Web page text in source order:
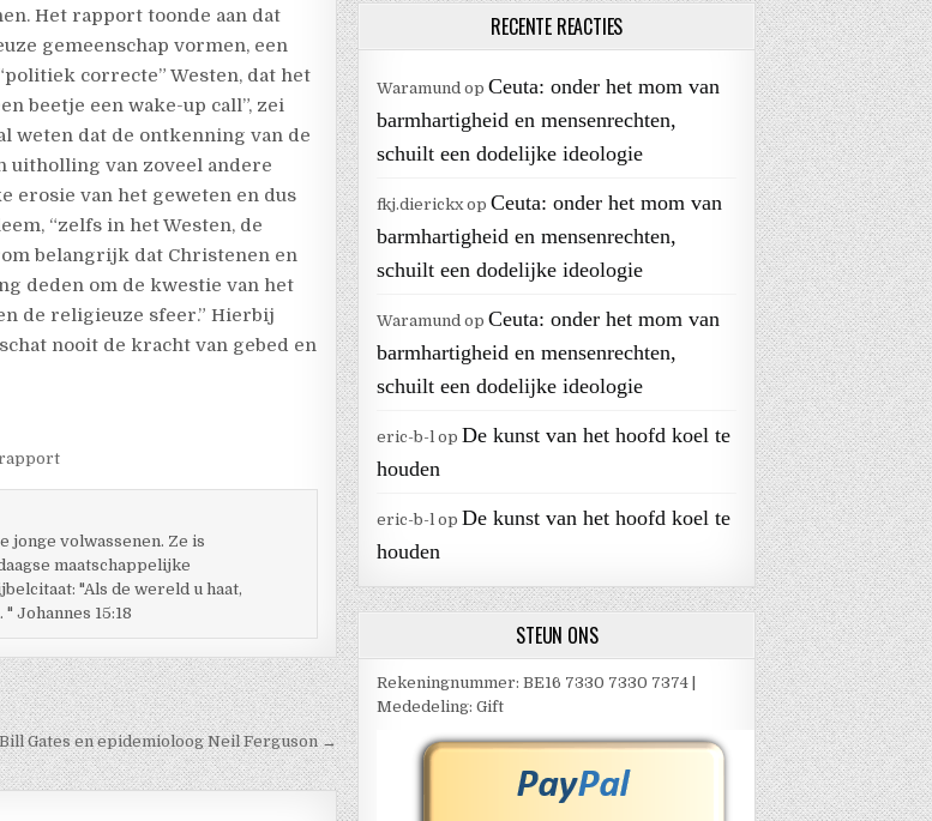
Het rapport toonde aan dat
gemeenschap vormen, een
correcte” Westen, dat het
beetje een wake-up call”, zei
weten dat de ontkenning van de
uitholling van zoveel andere
erosie van het geweten en dus
“zelfs in het Westen, de
belangrijk dat Christenen en
deden om de kwestie van het
de religieuze sfeer.” Hierbij
nooit de kracht van gebed en
jonge volwassenen. Ze is
maatschappelijke
"Als de wereld u haat,
Johannes 15:18
Gates en epidemioloog Neil Ferguson →
RECENTE REACTIES
Waramund opCeuta: onder het mom van
barmhartigheid en mensenrechten,
schuilt een dodelijke ideologie
fkj.dierickxopCeuta: onder het mom van
barmhartigheid en mensenrechten,
schuilt een dodelijke ideologie
Waramund opCeuta: onder het mom van
barmhartigheid en mensenrechten,
schuilt een dodelijke ideologie
eric-b-l opDe kunst van het hoofd koel te
houden
eric-b-l opDe kunst van het hoofd koel te
houden
STEUN ONS
Rekeningnummer: BE16 7330 7330 7374 |
Mededeling: Gift